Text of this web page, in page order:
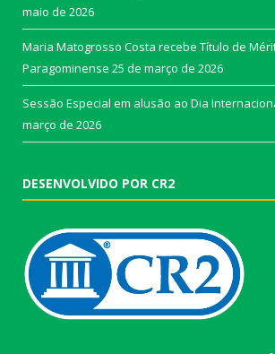
maio de 2026
Maria Matogrosso Costa recebe Título de
Paragominense 25 de março de 2026
Sessão Especial em alusão ao Dia
março de 2026
DESENVOLVIDO POR CR2